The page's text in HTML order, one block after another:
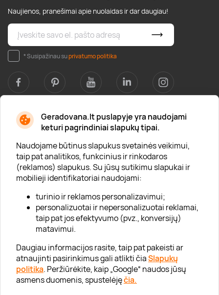
Geradovana.lt puslapyje yra naudojami
keturi pagrindiniai slapukų tipai.
Naudojame būtinus slapukus svetainės veikimui,
taip pat analitikos, funkcinius ir rinkodaros
(reklamos) slapukus. Su jūsų sutikimu slapukai ir
mobilieji identifikatoriai naudojami:
turinio ir reklamos personalizavimui;
personalizuotai ir nepersonalizuotai reklamai,
taip pat jos efektyvumo (pvz., konversijų)
matavimui.
Daugiau informacijos rasite, taip pat pakeisti ar
atnaujinti pasirinkimus gali atlikti čiaSlapukų
politika. Peržiūrėkite, kaip „Google“ naudos jūsų
asmens duomenis, spustelėjęčia.
Naujienos, pranešimai apie nuolaidas ir dar daugiau!
* Susipažinau suprivatumo politika
Apie mus
Apie „Gera Dovana“
Lojalumo klubas
Karjera
Visi partneriai
Kontaktai
Tinklaraštis
Informacija